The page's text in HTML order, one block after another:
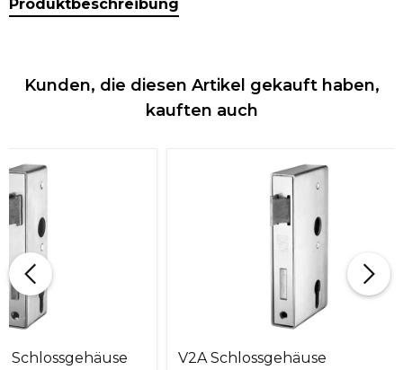
Produktbeschreibung
Kunden, die diesen Artikel gekauft haben,
kauften auch
Schlossgehäuse V2A Schlossgehäuse